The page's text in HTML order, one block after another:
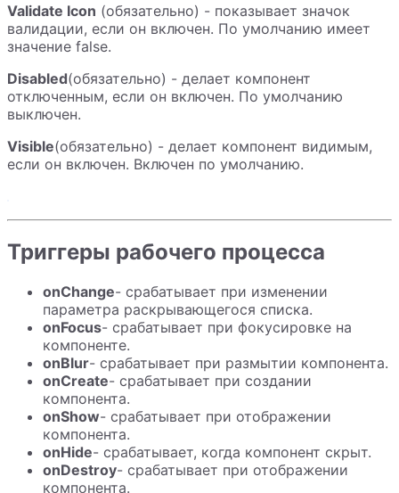
Validate Icon (обязательно) - показывает значок
валидации, если он включен. По умолчанию имеет
значение false.
Disabled(обязательно) - делает компонент
отключенным, если он включен. По умолчанию
выключен.
Visible(обязательно) - делает компонент видимым,
если он включен. Включен по умолчанию.
Триггеры рабочего процесса
onChange- срабатывает при изменении
параметра раскрывающегося списка.
onFocus- срабатывает при фокусировке на
компоненте.
onBlur- срабатывает при размытии компонента.
onCreate- срабатывает при создании
компонента.
onShow- срабатывает при отображении
компонента.
onHide- срабатывает, когда компонент скрыт.
onDestroy- срабатывает при отображении
компонента.